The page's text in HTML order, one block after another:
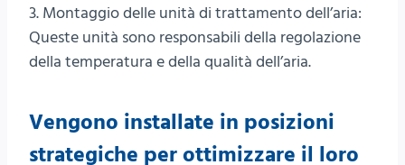
3. Montaggio delle unità di trattamento dell’aria:
Queste unità sono responsabili della regolazione
della temperatura e della qualità dell’aria.
Vengono installate in posizioni
strategiche per ottimizzare il loro